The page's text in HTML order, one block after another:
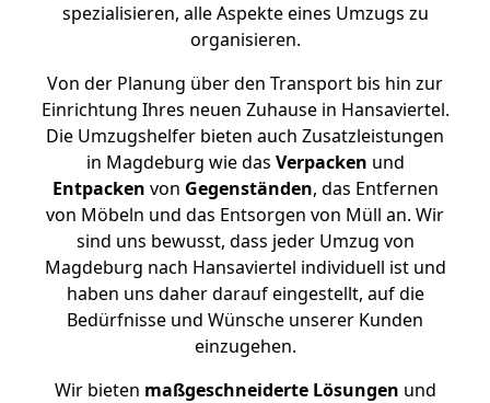
spezialisieren, alle Aspekte eines Umzugs zu
organisieren.
Von der Planung über den Transport bis hin zur
Einrichtung Ihres neuen Zuhause in Hansaviertel.
Die Umzugshelfer bieten auch Zusatzleistungen
in Magdeburg wie das Verpacken und
Entpacken von Gegenständen, das Entfernen
von Möbeln und das Entsorgen von Müll an. Wir
sind uns bewusst, dass jeder Umzug von
Magdeburg nach Hansaviertel individuell ist und
haben uns daher darauf eingestellt, auf die
Bedürfnisse und Wünsche unserer Kunden
einzugehen.
Wir bieten maßgeschneiderte Lösungen und